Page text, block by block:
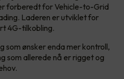
forberedt for Vehicle-to-Grid
Laderen er utviklet for
4G-tilkobling.
som ønsker enda mer kontroll,
som allerede nå er rigget og